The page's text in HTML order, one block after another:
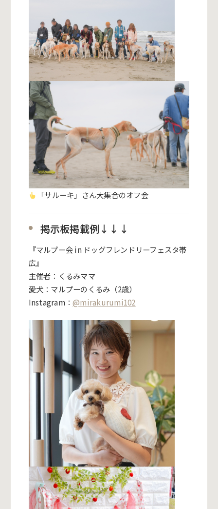
「サルーキ」さん大集合のオフ会
掲示板掲載例↓↓↓
『マルプー会 in ドッグフレンドリーフェスタ帯
広』
主催者：くるみママ
愛犬：マルプーのくるみ（2歳）
Instagram：@mirakurumi102